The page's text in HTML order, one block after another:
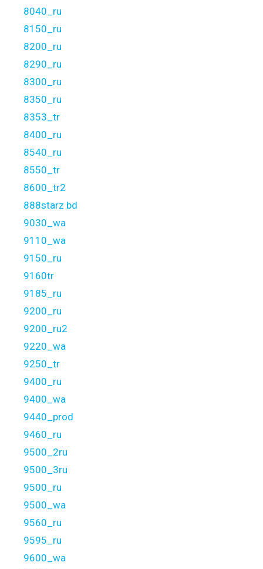
8040_ru
8150_ru
8200_ru
8290_ru
8300_ru
8350_ru
8353_tr
8400_ru
8540_ru
8550_tr
8600_tr2
888starz bd
9030_wa
9110_wa
9150_ru
9160tr
9185_ru
9200_ru
9200_ru2
9220_wa
9250_tr
9400_ru
9400_wa
9440_prod
9460_ru
9500_2ru
9500_3ru
9500_ru
9500_wa
9560_ru
9595_ru
9600_wa